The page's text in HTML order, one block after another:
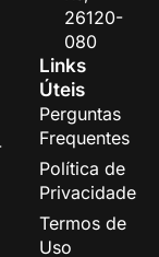
26120-
080
Links
Úteis
Perguntas
Frequentes
Política de
Privacidade
Termos de
Uso